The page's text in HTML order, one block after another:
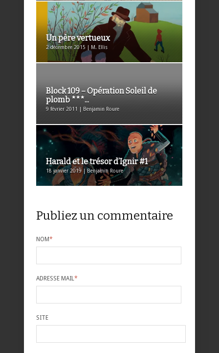
Un père vertueux
2 décembre 2015 | M. Ellis
Block 109 – Opération Soleil de
plomb ***...
9 février 2011 | Benjamin Roure
Harald et le trésor d’Ignir #1
18 janvier 2019 | Benjamin Roure
Publiez un commentaire
NOM*
ADRESSE MAIL*
SITE